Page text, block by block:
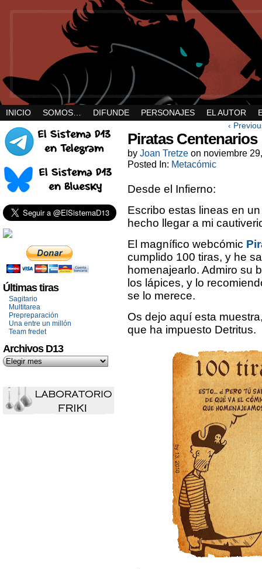
INICIO SOMOS… DIFUNDE PERSONAJES EL AUTOR
Últimas tiras
Sagitario
Multitarea
Prepreparación
Una entre un millón
Team fredet
Archivos D13
‹
Piratas Centenarios
by Joan Tretze on noviembre
Posted In: Metacómic
Desde el Infierno:
Escribo estas lineas en
hecho llegar a mi
El magnífico webcómic
cumplido 100 tiras, y he
homenajearlo. Admiro su
los lápices, y lo
se lo merece.
Os dejo aquí esta
que ha impuesto Detritus.